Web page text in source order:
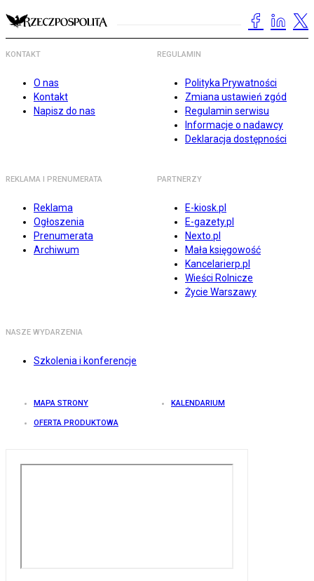
KONTAKT
O nas
Kontakt
Napisz do nas
REGULAMIN
Polityka Prywatności
Zmiana ustawień zgód
Regulamin serwisu
Informacje o nadawcy
Deklaracja dostępności
REKLAMA I PRENUMERATA
Reklama
Ogłoszenia
Prenumerata
Archiwum
PARTNERZY
E-kiosk.pl
E-gazety.pl
Nexto.pl
Mała księgowość
Kancelarierp.pl
Wieści Rolnicze
Życie Warszawy
NASZE WYDARZENIA
Szkolenia i konferencje
MAPA STRONY KALENDARIUM
OFERTA PRODUKTOWA